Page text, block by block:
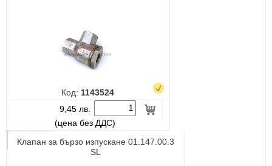
Код: 1143524
9,45 лв.
(цена без ДДС)
Клапан за бързо изпускане 01.147.00.3
SL